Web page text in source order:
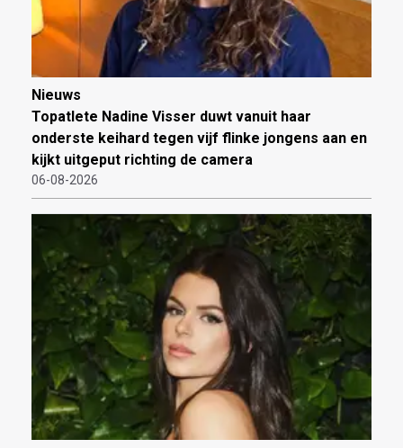
Nieuws
Topatlete Nadine Visser duwt vanuit haar
onderste keihard tegen vijf flinke jongens aan en
kijkt uitgeput richting de camera
06-08-2026